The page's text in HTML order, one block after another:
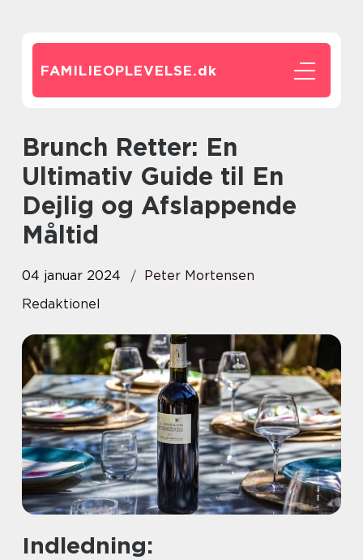
FAMILIEOPLEVELSE.dk
Brunch Retter: En
Ultimativ Guide til En
Dejlig og Afslappende
Måltid
04 januar 2024
Peter Mortensen
Redaktionel
Indledning: